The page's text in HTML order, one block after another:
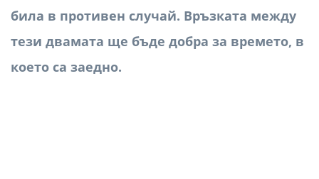
била в противен случай. Връзката между
тези двамата ще бъде добра за времето, в
което са заедно.